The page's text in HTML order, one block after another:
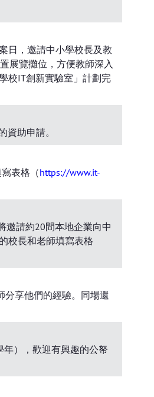
日，邀請中小學校長及教
展覽攤位，方便教師深入
校IT創新實驗室」計劃完
助申請。
表格（https://www.it-
邀請約20間本地企業向中
校長和老師填寫表格
分享他們的經驗。同場還
），歡迎有興趣的公帑